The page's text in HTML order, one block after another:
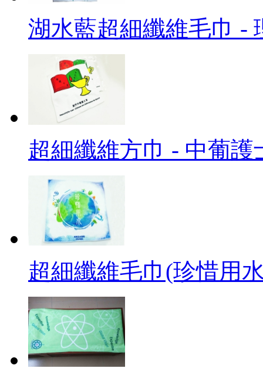
湖水藍超細纖維毛巾 -
超細纖維方巾 - 中葡護
超細纖維毛巾(珍惜用